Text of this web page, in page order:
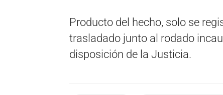
Producto del hecho, solo se
trasladado junto al rodado
disposición de la Justicia.